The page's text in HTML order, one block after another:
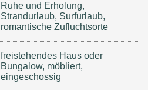
Ruhe und Erholung,
Strandurlaub, Surfurlaub,
romantische Zufluchtsorte
freistehendes Haus oder
Bungalow, möbliert,
eingeschossig